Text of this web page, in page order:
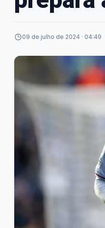
09 de julho de 2024 · 04:49